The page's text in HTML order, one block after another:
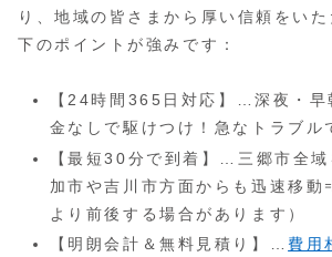
り、地域の皆さまから厚い信頼をい
下のポイントが強みです：
【24時間365日対応】…深夜・早
金なしで駆けつけ！急なトラブル
【最短30分で到着】…三郷市全
加市や吉川市方面からも迅速移
より前後する場合があります）
【明朗会計＆無料見積り】…費用